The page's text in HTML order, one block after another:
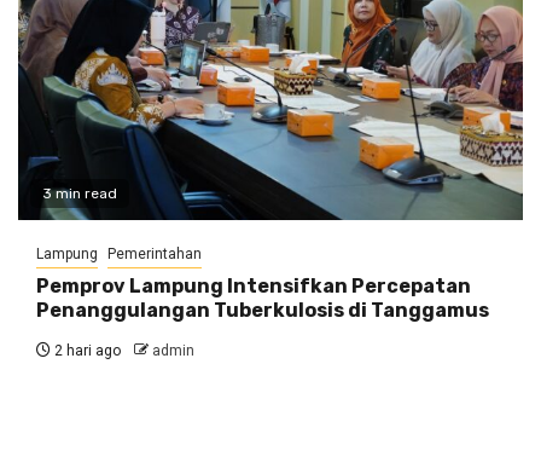
3 min read
Lampung Pemerintahan
Pemprov Lampung Intensifkan Percepatan
Penanggulangan Tuberkulosis di Tanggamus
2 hari ago admin